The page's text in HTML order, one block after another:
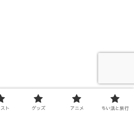
ト グッズ アニメ ちい活と旅行